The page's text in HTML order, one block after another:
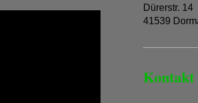
Dürerstr. 14
41539
Kontakt